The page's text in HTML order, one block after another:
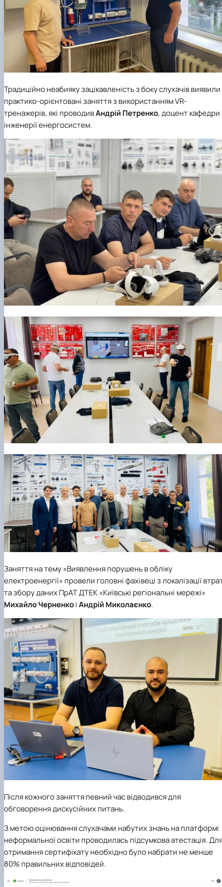
Традиційно неабияку зацікавленість з боку слухачів виявили
практико-орієнтовані заняття з використанням VR-
тренажерів, які проводивАндрій Петренко, доцент кафедри
інженерії енергосистем.
Заняття на тему «Виявлення порушень в обліку
електроенергії» провели головні фахівеці з локалізації
та збору даних ПрАТ ДТЕК «Київські регіональні мережі»
Михайло ЧерненкоіАндрій Миколаєнко.
Після кожного заняття певний час відводився для
обговорення дискусійних питань.
З метою оцінювання слухачами набутих знань на платформі
неформальної освіти проводилась підсумкова атестація.
отримання сертифікату необхідно було набрати не менше
80% правильних відповідей.